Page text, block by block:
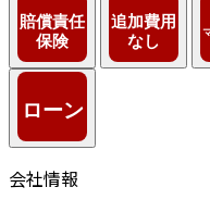
会社情報